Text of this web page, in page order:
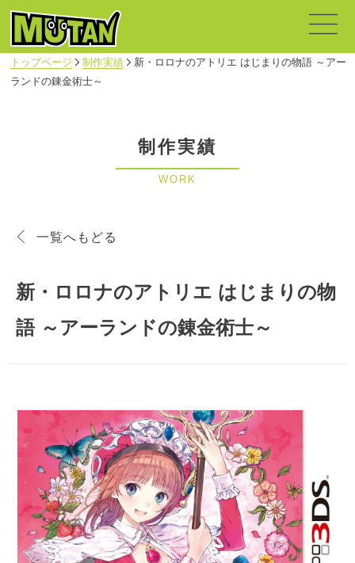
トップページ 制作実績
新・ロロナのアトリエ はじまりの物語 ～アー
ランドの錬金術士～
制作実績
WORK
一覧へもどる
新・ロロナのアトリエ はじまりの物
語 ～アーランドの錬金術士～